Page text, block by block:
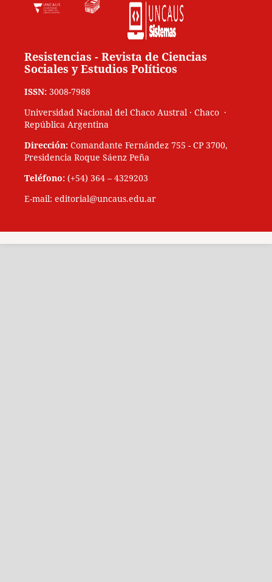
Resistencias - Revista de Ciencias
Sociales y Estudios Políticos
ISSN: 3008-7988
Universidad Nacional del Chaco Austral · Chaco ·
República Argentina
Dirección: Comandante Fernández 755 - CP 3700,
Presidencia Roque Sáenz Peña
Teléfono: (+54) 364 – 4329203
E-mail: editorial@uncaus.edu.ar